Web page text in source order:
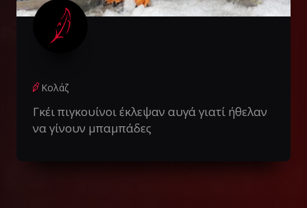
Κολάζ
Γκέι πιγκουίνοι έκλεψαν αυγά γιατί ήθελαν
να γίνουν μπαμπάδες